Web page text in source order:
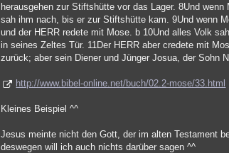
herausgehen zur Stiftshütte vor das Lager. 8Und
sah ihm nach, bis er zur Stiftshütte kam. 9Und wenn
und der HERR redete mit Mose. b 10Und alles Volk
in seines Zeltes Tür. 11Der HERR aber credete mit
zurück; aber sein Diener und Jünger Josua, der Sohn
http://www.bibel-online.net/buch/02.2-mose/33.html
Kleines Beispiel ^^
Jesus meinte nicht den Gott, der im alten Testament
deswegen will ich auch nichts darüber sagen ^^